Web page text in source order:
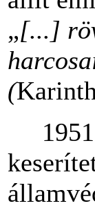
„[...]
(
1951